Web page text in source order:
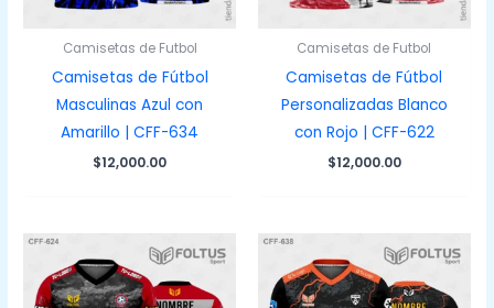
Camisetas de Futbol
Camisetas de Fútbol
Masculinas Azul con
Amarillo | CFF-634
$12,000.00
Camisetas de Futbol
Camisetas de Fútbol
Personalizadas Blanco
con Rojo | CFF-622
$12,000.00